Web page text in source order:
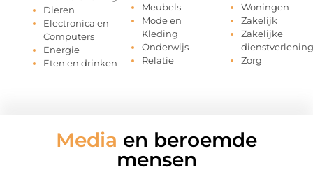
Dieren
Electronica en
Computers
Energie
Eten en drinken
Meubels
Mode en
Kleding
Onderwijs
Relatie
Woningen
Zakelijk
Zakelijke
dienstverlening
Zorg
Media en beroemde
mensen